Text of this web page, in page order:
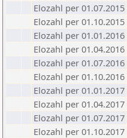
Elozahl per 01.07.2015
Elozahl per 01.10.2015
Elozahl per 01.01.2016
Elozahl per 01.04.2016
Elozahl per 01.07.2016
Elozahl per 01.10.2016
Elozahl per 01.01.2017
Elozahl per 01.04.2017
Elozahl per 01.07.2017
Elozahl per 01.10.2017